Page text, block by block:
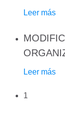
Leer más
Leer más
1